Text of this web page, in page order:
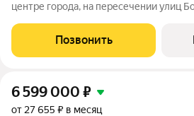
центре города, на пересечении улиц
своей архитектурой Клинкерная плитка и композитные панели
Позвонить
6 599 000 ₽
от 27 655 ₽ в месяц